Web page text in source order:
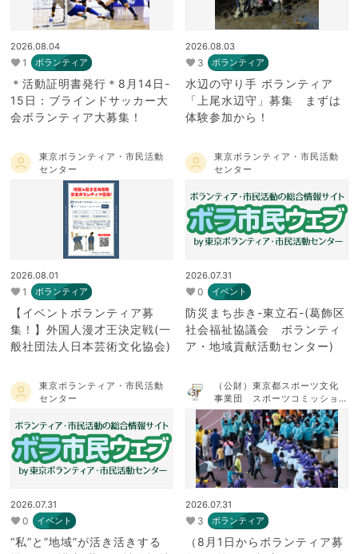
2026.08.04
1 ボランティア
＊活動証明書発行＊8月14日-
15日：ブラインドサッカー大
会ボランティア大募集！
2026.08.03
3 ボランティア
水辺の守り手 ボランティア
「上尾水辺守」募集 まずは
体験参加から！
東京ボランティア・市民活動
センター
2026.08.01
1 ボランティア
【イベントボランティア募
集！】外国人漫才王決定戦(一
般社団法人日本芸術文化協会)
東京ボランティア・市民活動
センター
2026.07.31
0 イベント
防災まち歩き-東立石-(葛飾区
社会福祉協議会 ボランティ
ア・地域貢献活動センター)
東京ボランティア・市民活動
センター
2026.07.31
0 イベント
“私”と”地域”が活き活きする
（公財）東京都スポーツ文化
事業団 スポーツコミッショ
ンTOKYO
2026.07.31
3 ボランティア
（8月1日からボランティア募